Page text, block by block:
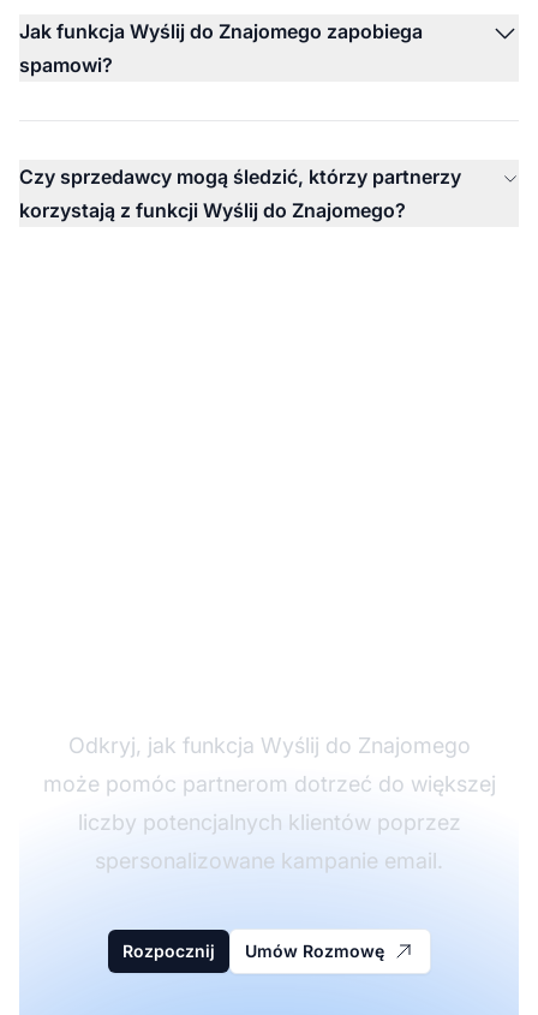
Jak funkcja Wyślij do Znajomego zapobiega
spamowi?
Czy sprzedawcy mogą śledzić, którzy partnerzy
korzystają z funkcji Wyślij do Znajomego?
Odkryj, jak funkcja Wyślij do Znajomego
może pomóc partnerom dotrzeć do większej
liczby potencjalnych klientów poprzez
spersonalizowane kampanie email.
Rozpocznij Umów Rozmowę